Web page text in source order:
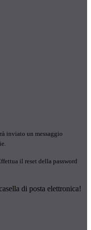
inviato un messaggio
il reset della password
di posta elettronica!